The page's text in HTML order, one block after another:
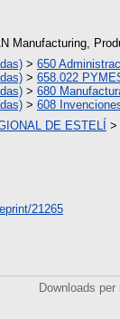
Manufacturing,
> 650
> 658.022
> 680
> 608
DE ESTELÍ >
21265
Downloads